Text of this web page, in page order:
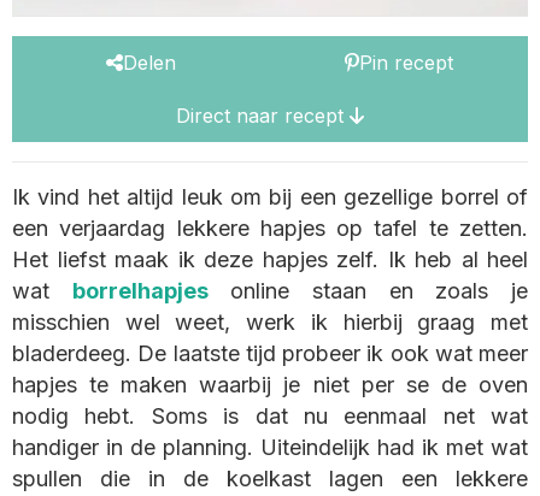
Delen Pin recept
Direct naar recept
Ik vind het altijd leuk om bij een gezellige borrel of
een verjaardag lekkere hapjes op tafel te zetten.
Het liefst maak ik deze hapjes zelf. Ik heb al heel
wat borrelhapjesonline staan en zoals je
misschien wel weet, werk ik hierbij graag met
bladerdeeg. De laatste tijd probeer ik ook wat meer
hapjes te maken waarbij je niet per se de oven
nodig hebt. Soms is dat nu eenmaal net wat
handiger in de planning. Uiteindelijk had ik met wat
spullen die in de koelkast lagen een lekkere